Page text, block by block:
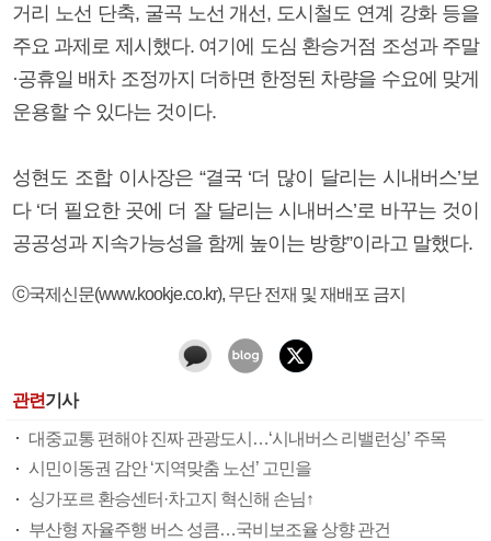
거리 노선 단축, 굴곡 노선 개선, 도시철도 연계 강화 등을
주요 과제로 제시했다. 여기에 도심 환승거점 조성과 주말
·공휴일 배차 조정까지 더하면 한정된 차량을 수요에 맞게
운용할 수 있다는 것이다.
성현도 조합 이사장은 “결국 ‘더 많이 달리는 시내버스’보
다 ‘더 필요한 곳에 더 잘 달리는 시내버스’로 바꾸는 것이
공공성과 지속가능성을 함께 높이는 방향”이라고 말했다.
ⓒ국제신문(www.kookje.co.kr), 무단 전재 및 재배포 금지
관련기사
대중교통 편해야 진짜 관광도시…‘시내버스 리밸런싱’ 주목
시민이동권 감안 ‘지역맞춤 노선’ 고민을
싱가포르 환승센터·차고지 혁신해 손님↑
부산형 자율주행 버스 성큼…국비보조율 상향 관건